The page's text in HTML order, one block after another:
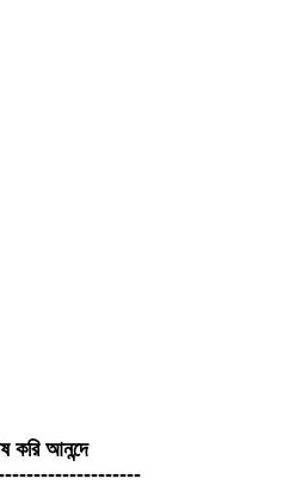
করি আনন্দে